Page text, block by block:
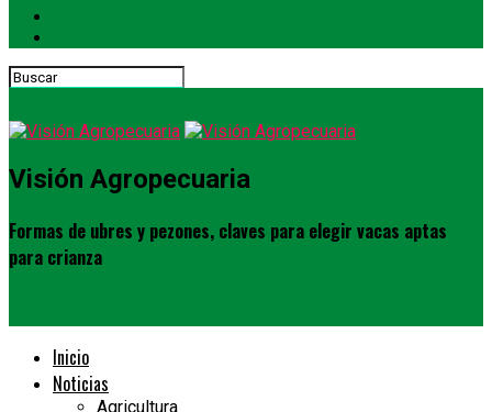
Visión Agropecuaria
Formas de ubres y pezones, claves para elegir vacas aptas
para crianza
Inicio
Noticias
Agricultura